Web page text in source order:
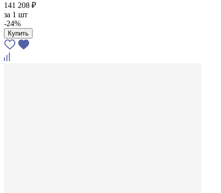
141 208 ₽
за 1 шт
-24%
Купить